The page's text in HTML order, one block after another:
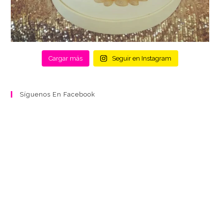
Cargar más Seguir en Instagram
Síguenos En Facebook